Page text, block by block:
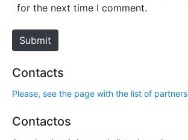
e
for the next time I comment.
Submit
Contacts
Please, see the page with the list of partners
Contactos